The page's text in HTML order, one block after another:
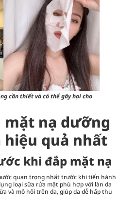
cần thiết và có thể gây hại cho
mặt nạ dưỡng
hiệu quả nhất
khi đắp mặt nạ
quan trọng nhất trước khi tiến hành
loại sữa rửa mặt phù hợp với làn da
và mồ hôi trên da, giúp da dễ hấp thu